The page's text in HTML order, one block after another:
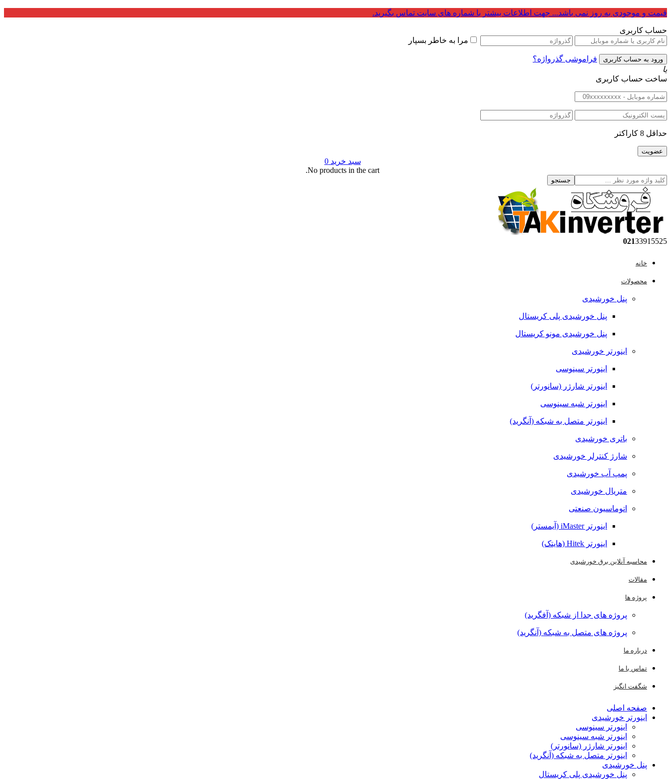
قیمت و موجودی به روز نمی باشد... جهت اطلاعات بیشتر با شماره های سایت تماس بگیرید.
حساب کاربری
مرا به خاطر بسپار
فراموشی گذرواژه؟
یا
ساخت حساب کاربری
حداقل 8 کاراکتر
سبد خرید0
No products in the cart.
جستجو
02133915525
خانه
محصولات
پنل خورشیدی
پنل خورشیدی پلی کریستال
پنل خورشیدی مونو کریستال
اینورتر خورشیدی
اینورتر سینوسی
اینورتر شارژر (سانورتر)
اینورتر شبه سینوسی
اینورتر متصل به شبکه (آنگرید)
باتری خورشیدی
شارژ کنترلر خورشیدی
پمپ آب خورشیدی
متریال خورشیدی
اتوماسیون صنعتی
اینورتر iMaster (آیمستر)
اینورتر Hitek (هایتک)
محاسبه آنلاین برق خورشیدی
مقالات
پروژه ها
پروژه های جدا از شبکه (آفگرید)
پروژه های متصل به شبکه (آنگرید)
درباره ما
تماس با ما
شگفت انگیز
صفحه اصلی
اینورتر خورشیدی
اینورتر سینوسی
اینورتر شبه سینوسی
اینورتر شارژر (سانورتر)
اینورتر متصل به شبکه (آنگرید)
پنل خورشیدی
پنل خورشیدی پلی کریستال